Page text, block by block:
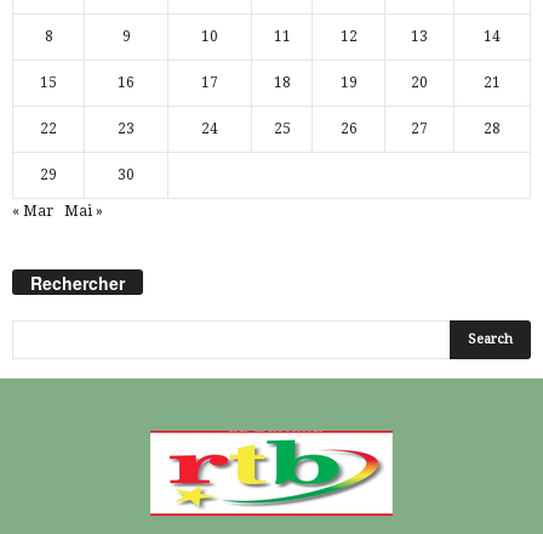
8 9 10 11 12 13 14
15 16 17 18 19 20 21
22 23 24 25 26 27 28
29 30
« Mar Mai »
Rechercher